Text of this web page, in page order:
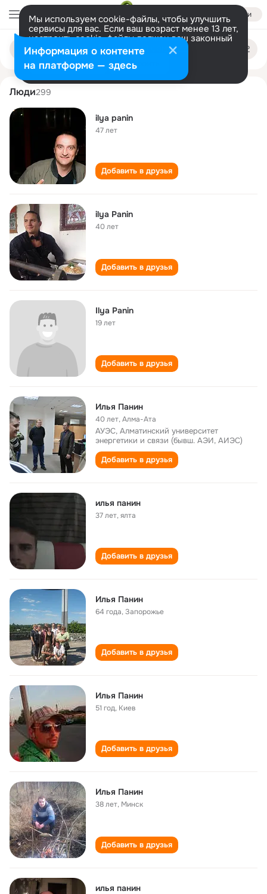
Войти
Мы используем cookie-файлы, чтобы улучшить
сервисы для вас. Если ваш возраст менее 13 лет,
настроить cookie-файлы должен ваш законный
представитель. Больше информации
Разрешить все Настроить
Поиск
людям
ilya panin
Люди299
ilya panin
47 лет
Добавить в друзья
ilya Panin
40 лет
Добавить в друзья
Ilya Panin
19 лет
Добавить в друзья
Илья Панин
40 лет,Алма-Ата
АУЭС, Алматинский университет
энергетики и связи (бывш. АЭИ, АИЭС)
Добавить в друзья
илья панин
37 лет,ялта
Добавить в друзья
Илья Панин
64 года,Запорожье
Добавить в друзья
Илья Панин
51 год, Киев
Добавить в друзья
Илья Панин
38 лет, Минск
Добавить в друзья
илья панин
Информация о контенте
на платформе — здесь